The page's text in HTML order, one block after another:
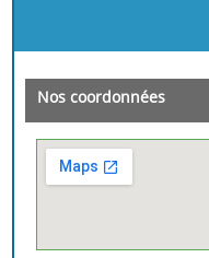
Nos coordonnées